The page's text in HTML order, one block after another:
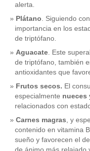
alerta.
Plátano. Siguiendo
importancia en los
de triptófano.
Aguacate. Este
de triptófano, también
antioxidantes que
Frutos secos. El
especialmente nueces
relacionados con
Carnes magras, y
contenido en vitamina
sueño y favorecen el